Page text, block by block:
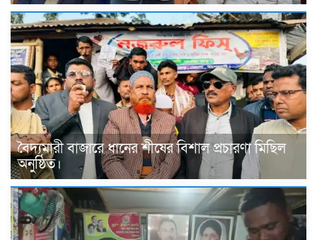
বৈদ্যমারী বাজারে ধানের শীষের বিশাল প্রচারণা মিছিল
অনুষ্ঠিত।